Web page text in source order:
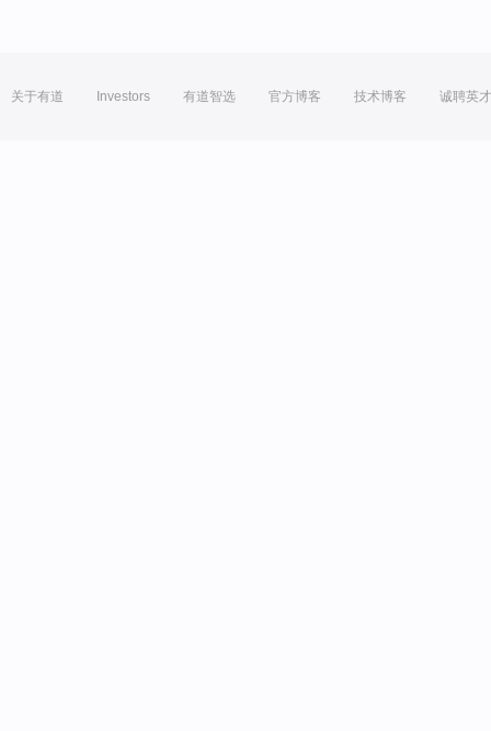
关于有道 Investors 有道智选 官方博客 技术博客 诚聘英才